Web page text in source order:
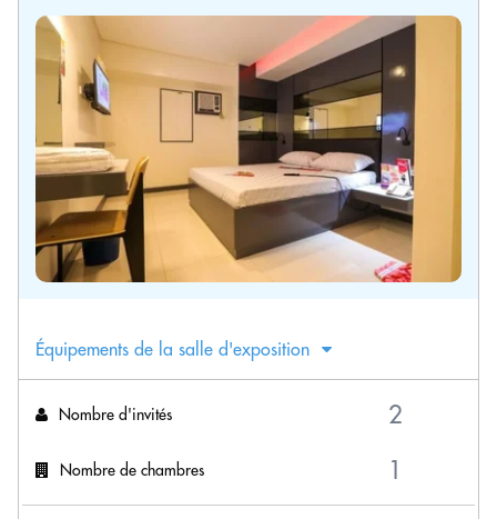
Équipements de la salle d'exposition
Nombre d'invités
Nombre de chambres